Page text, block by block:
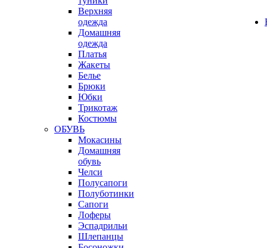
Верхняя
одежда
Домашняя
одежда
Платья
Жакеты
Белье
Брюки
Юбки
Трикотаж
Костюмы
ОБУВЬ
Мокасины
Домашняя
обувь
Челси
Полусапоги
Полуботинки
Сапоги
Лоферы
Эспадрильи
Шлепанцы